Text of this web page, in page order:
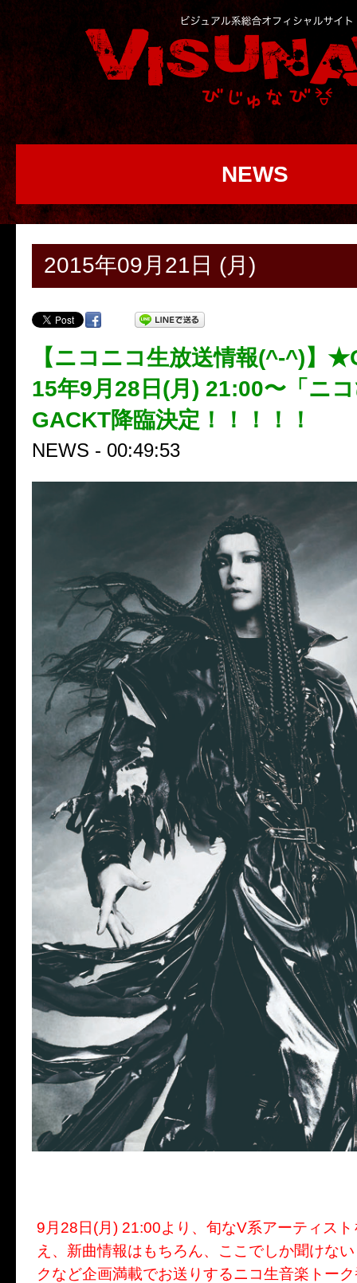
NEWS
2015年09月21日 (月)
【ニコニコ生放送情報(^-^)】
15年9月28日(月) 21:00〜「ニ
GACKT降臨決定！！！！！
NEWS - 00:49:53
9月28日(月) 21:00より、旬なV系アーティス
え、新曲情報はもちろん、ここでしか聞けな
クなど企画満載でお送りするニコ生音楽トー